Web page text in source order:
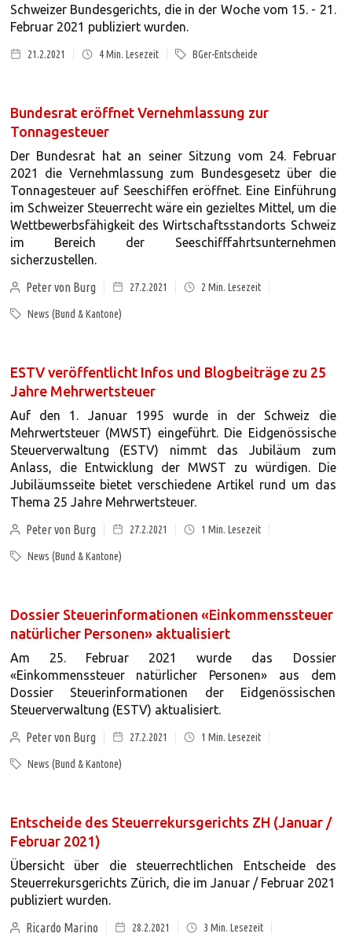
Schweizer Bundesgerichts, die in der Woche vom 15. - 21.
Februar 2021 publiziert wurden.
21.2.2021 4Min. Lesezeit BGer-Entscheide
Bundesrat eröffnet Vernehmlassung zur
Tonnagesteuer
Der Bundesrat hat an seiner Sitzung vom 24. Februar
2021 die Vernehmlassung zum Bundesgesetz über die
Tonnagesteuer auf Seeschiffen eröffnet. Eine Einführung
im Schweizer Steuerrecht wäre ein gezieltes Mittel, um die
Wettbewerbsfähigkeit des Wirtschaftsstandorts Schweiz
im Bereich der Seeschifffahrtsunternehmen
sicherzustellen.
Peter von Burg
27.2.2021 2 Min. Lesezeit
News (Bund & Kantone)
ESTV veröffentlicht Infos und Blogbeiträge zu 25
Jahre Mehrwertsteuer
Auf den 1. Januar 1995 wurde in der Schweiz die
Mehrwertsteuer (MWST) eingeführt. Die Eidgenössische
Steuerverwaltung (ESTV) nimmt das Jubiläum zum
Anlass, die Entwicklung der MWST zu würdigen. Die
Jubiläumsseite bietet verschiedene Artikel rund um das
Thema 25 Jahre Mehrwertsteuer.
Peter von Burg
27.2.2021 1 Min. Lesezeit
News (Bund & Kantone)
Dossier Steuerinformationen «Einkommenssteuer
natürlicher Personen» aktualisiert
Am 25. Februar 2021 wurde das Dossier
«Einkommenssteuer natürlicher Personen» aus dem
Dossier Steuerinformationen der Eidgenössischen
Steuerverwaltung (ESTV) aktualisiert.
Peter von Burg
27.2.2021 1 Min. Lesezeit
News (Bund & Kantone)
Entscheide des Steuerrekursgerichts ZH (Januar /
Februar 2021)
Übersicht über die steuerrechtlichen Entscheide des
Steuerrekursgerichts Zürich, die im Januar / Februar 2021
publiziert wurden.
Ricardo Marino
28.2.2021 3 Min. Lesezeit